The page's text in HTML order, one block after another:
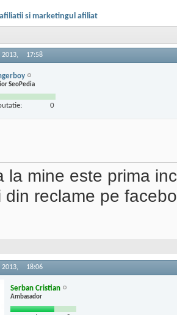
si marketingul afiliat
17:58
SeoPedia
0
la mine este prima
din reclame pe
18:06
Serban Cristian
Ambasador